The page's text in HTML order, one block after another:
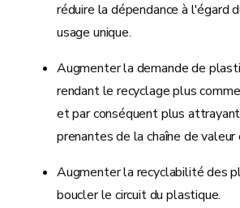
réduire la dépendance à l'égard
usage unique.
Augmenter la demande de
rendant le recyclage plus
et par conséquent plus
prenantes de la chaîne de
Augmenter la recyclabilité des
boucler le circuit du plastique.